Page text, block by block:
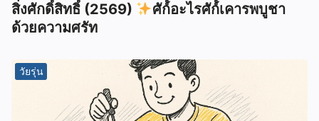
สิ่งศักดิ์สิทธิ์ (2569)
ศัก์์อะไรศัก์์เคารพบูชา
ด้วยความศรัท
วัยรุ่น